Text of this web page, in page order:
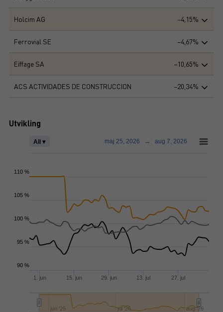
Holcim AG −4,15%
Ferrovial SE −4,67%
Eiffage SA −10,65%
ACS ACTIVIDADES DE CONSTRUCCION −20,34%
Utvikling
1. jun 15. jun 29. jun 13. jul 27. jul
jun '26 jul '26 aug '26
All ▾ maj 25, 2026 → aug 7, 2026
90 %
95 %
100 %
105 %
110 %